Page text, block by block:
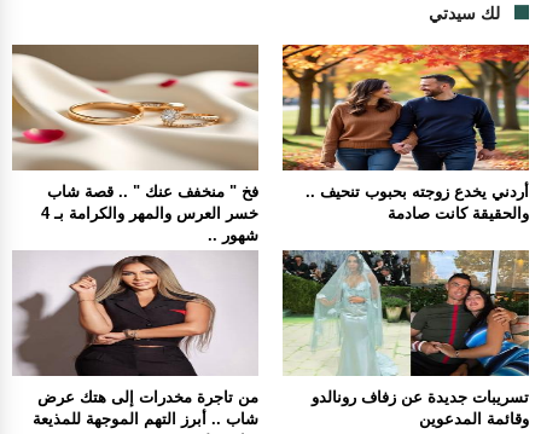
لك سيدتي
فخ " منخفف عنك " .. قصة شاب
خسر العرس والمهر والكرامة بـ 4
شهور ..
أردني يخدع زوجته بحبوب تنحيف ..
والحقيقة كانت صادمة
من تاجرة مخدرات إلى هتك عرض
شاب .. أبرز التهم الموجهة للمذيعة
تسريبات جديدة عن زفاف رونالدو
وقائمة المدعوين